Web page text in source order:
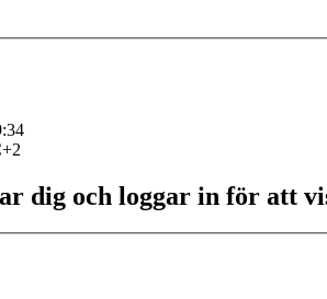
dig och loggar in för att